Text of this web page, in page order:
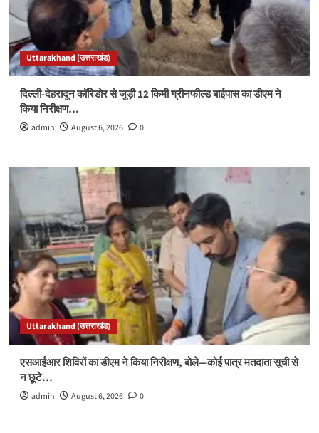
Uttarakhand (उत्तराखंड)
दिल्ली-देहरादून कॉरिडोर से जुड़ी 12 किमी ग्रीनफील्ड बाईपास का डीएम ने
किया निरीक्षण…
admin August 6, 2026 0
Uttarakhand (उत्तराखंड)
एसआईआर शिविरों का डीएम ने किया निरीक्षण, बोले—कोई पात्र मतदाता सूची से
न छूटे…
admin August 6, 2026 0